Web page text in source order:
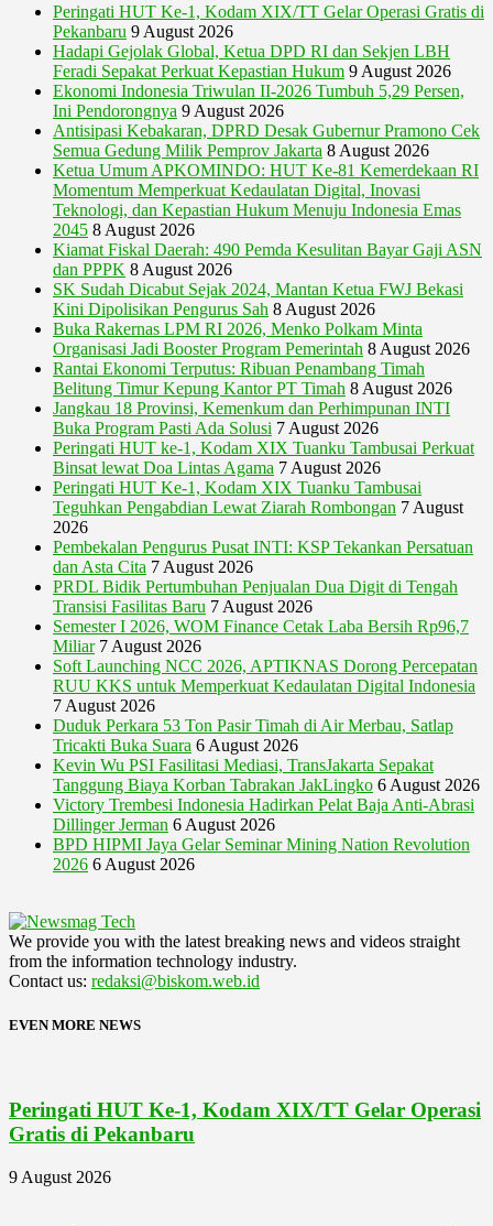
Peringati HUT Ke-1, Kodam XIX/TT Gelar Operasi Gratis di
Pekanbaru 9 August 2026
Hadapi Gejolak Global, Ketua DPD RI dan Sekjen LBH
Feradi Sepakat Perkuat Kepastian Hukum 9 August 2026
Ekonomi Indonesia Triwulan II-2026 Tumbuh 5,29 Persen,
Ini Pendorongnya 9 August 2026
Antisipasi Kebakaran, DPRD Desak Gubernur Pramono Cek
Semua Gedung Milik Pemprov Jakarta 8 August 2026
Ketua Umum APKOMINDO: HUT Ke-81 Kemerdekaan RI
Momentum Memperkuat Kedaulatan Digital, Inovasi
Teknologi, dan Kepastian Hukum Menuju Indonesia Emas
2045 8 August 2026
Kiamat Fiskal Daerah: 490 Pemda Kesulitan Bayar Gaji ASN
dan PPPK 8 August 2026
SK Sudah Dicabut Sejak 2024, Mantan Ketua FWJ Bekasi
Kini Dipolisikan Pengurus Sah 8 August 2026
Buka Rakernas LPM RI 2026, Menko Polkam Minta
Organisasi Jadi Booster Program Pemerintah 8 August 2026
Rantai Ekonomi Terputus: Ribuan Penambang Timah
Belitung Timur Kepung Kantor PT Timah 8 August 2026
Jangkau 18 Provinsi, Kemenkum dan Perhimpunan INTI
Buka Program Pasti Ada Solusi 7 August 2026
Peringati HUT ke-1, Kodam XIX Tuanku Tambusai Perkuat
Binsat lewat Doa Lintas Agama 7 August 2026
Peringati HUT Ke-1, Kodam XIX Tuanku Tambusai
Teguhkan Pengabdian Lewat Ziarah Rombongan 7 August
2026
Pembekalan Pengurus Pusat INTI: KSP Tekankan Persatuan
dan Asta Cita 7 August 2026
PRDL Bidik Pertumbuhan Penjualan Dua Digit di Tengah
Transisi Fasilitas Baru 7 August 2026
Semester I 2026, WOM Finance Cetak Laba Bersih Rp96,7
Miliar 7 August 2026
Soft Launching NCC 2026, APTIKNAS Dorong Percepatan
RUU KKS untuk Memperkuat Kedaulatan Digital Indonesia
7 August 2026
Duduk Perkara 53 Ton Pasir Timah di Air Merbau, Satlap
Tricakti Buka Suara 6 August 2026
Kevin Wu PSI Fasilitasi Mediasi, TransJakarta Sepakat
Tanggung Biaya Korban Tabrakan JakLingko 6 August 2026
Victory Trembesi Indonesia Hadirkan Pelat Baja Anti-Abrasi
Dillinger Jerman 6 August 2026
BPD HIPMI Jaya Gelar Seminar Mining Nation Revolution
2026 6 August 2026
We provide you with the latest breaking news and videos straight
from the information technology industry.
Contact us: redaksi@biskom.web.id
EVEN MORE NEWS
Peringati HUT Ke-1, Kodam XIX/TT Gelar Operasi
Gratis di Pekanbaru
9 August 2026